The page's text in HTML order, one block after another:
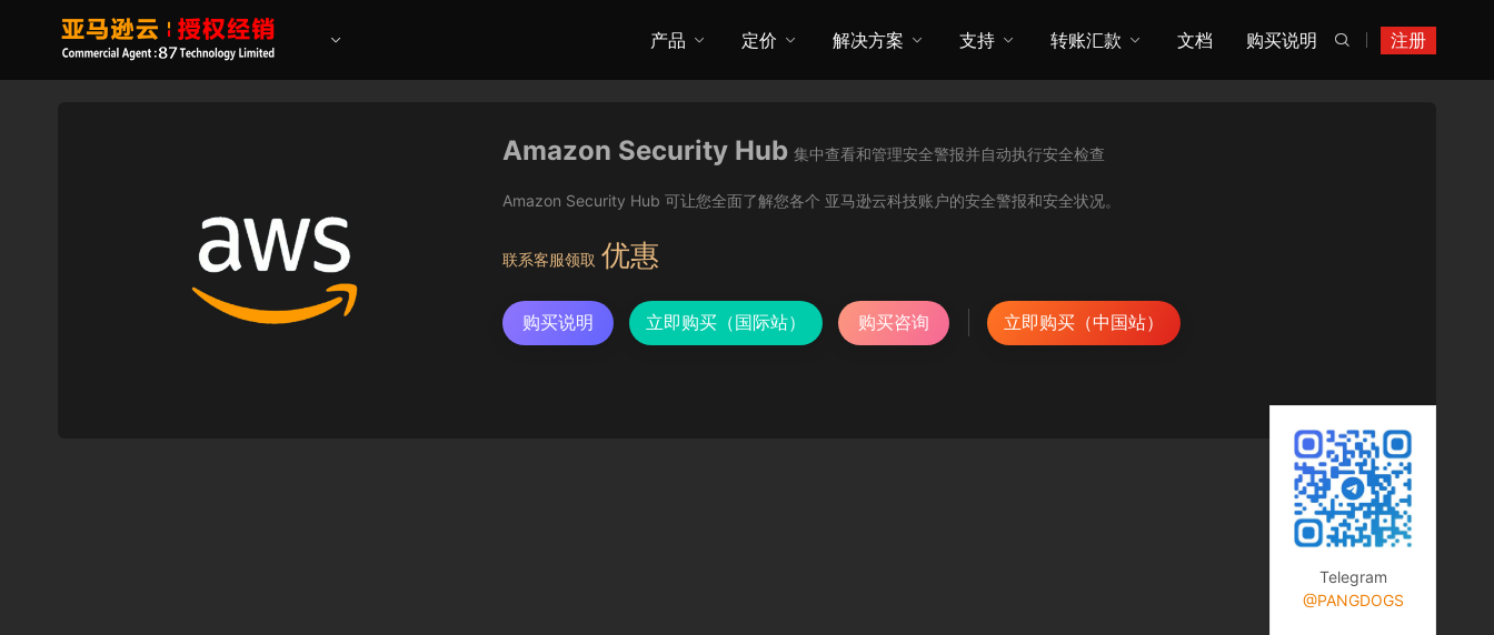
注册

产品 定价 解决方案 支持 转账汇款 文档 购买说明
Amazon Security Hub 集中查看和管理安全警报并自动执行安全检查
Amazon Security Hub 可让您全面了解您各个 亚马逊云科技账户的安全警报和安全状况。
联系客服领取 优惠
购买说明 立即购买（国际站） 购买咨询 立即购买（中国站）
Telegram
@PANGDOGS